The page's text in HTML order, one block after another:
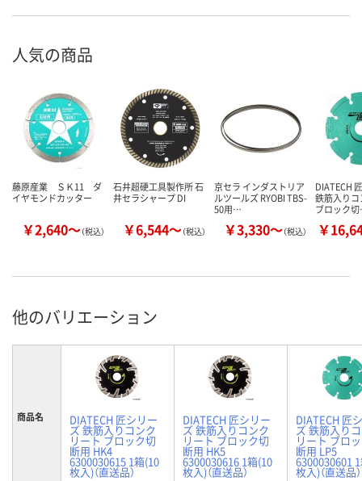
人気の商品
藤原産業 ＳＫ11 ダ
イヤモンドカッター
￥2,640～（税込）
石井超硬工具製作所 石
井セラシャープ DI
￥6,544～（税込）
京セラ インダストリア
ルツールズ RYOBI TBS-
50用…
￥3,330～（税込）
DIATECH
鉄筋入り
ブロック
￥
他のバリエーション
商品名 DIATECH 匠シリー
ズ 鉄筋入りコンク
リート ブロック切
断用 HK4
6300030615 1箱(10
枚入)（直送品）
DIATECH 匠シリー
ズ 鉄筋入りコンク
リート ブロック切
断用 HK5
6300030616 1箱(10
枚入)（直送品）
DIATECH 匠
ズ 鉄筋入り
リート ブロ
断用 LP5
6300030601
枚入)（直送品）